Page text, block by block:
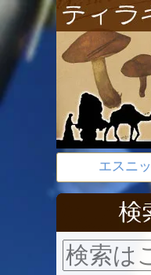
エスニ